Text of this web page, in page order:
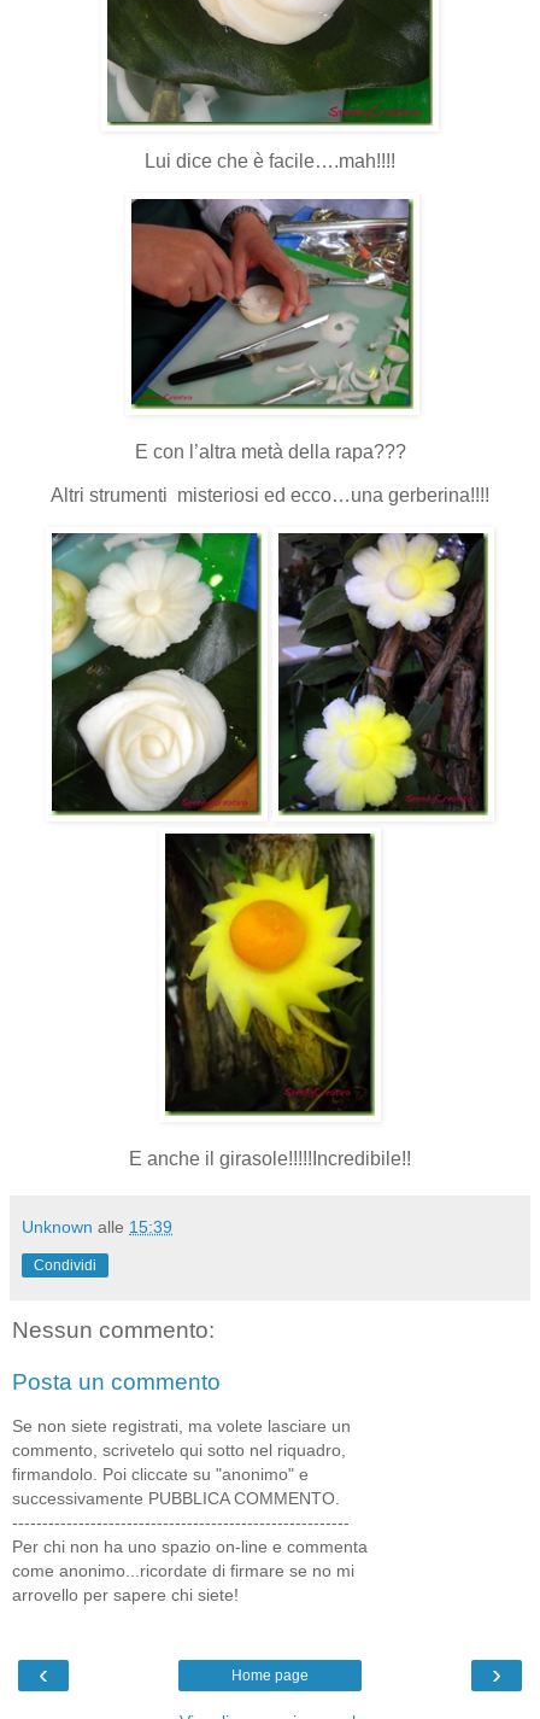
Lui dice che è facile….mah!!!!
E con l’altra metà della rapa???
Altri strumenti misteriosi ed ecco…una gerberina!!!!
E anche il girasole!!!!!Incredibile!!
Unknown alle 15:39
Condividi
Nessun commento:
Posta un commento
Se non siete registrati, ma volete lasciare un
commento, scrivetelo qui sotto nel riquadro,
firmandolo. Poi cliccate su "anonimo" e
successivamente PUBBLICA COMMENTO.
--------------------------------------------------------
Per chi non ha uno spazio on-line e commenta
come anonimo...ricordate di firmare se no mi
arrovello per sapere chi siete!
‹ ›
Home page